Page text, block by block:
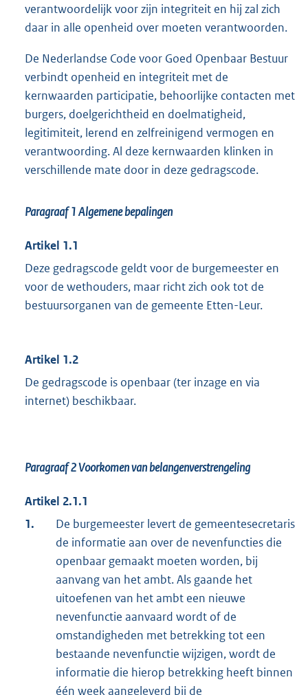
verantwoordelijk voor zijn integriteit en hij zal zich
daar in alle openheid over moeten verantwoorden.
De Nederlandse Code voor Goed Openbaar Bestuur
verbindt openheid en integriteit met de
kernwaarden participatie, behoorlijke contacten met
burgers, doelgerichtheid en doelmatigheid,
legitimiteit, lerend en zelfreinigend vermogen en
verantwoording. Al deze kernwaarden klinken in
verschillende mate door in deze gedragscode.
Paragraaf 1Algemene bepalingen
Artikel 1.1
Deze gedragscode geldt voor de burgemeester en
voor de wethouders, maar richt zich ook tot de
bestuursorganen van de gemeente Etten-Leur.
Artikel 1.2
De gedragscode is openbaar (ter inzage en via
internet) beschikbaar.
Paragraaf 2Voorkomen van belangenverstrengeling
Artikel 2.1.1
1.
De burgemeester levert de gemeentesecretaris
de informatie aan over de nevenfuncties die
openbaar gemaakt moeten worden, bij
aanvang van het ambt. Als gaande het
uitoefenen van het ambt een nieuwe
nevenfunctie aanvaard wordt of de
omstandigheden met betrekking tot een
bestaande nevenfunctie wijzigen, wordt de
informatie die hierop betrekking heeft binnen
één week aangeleverd bij de